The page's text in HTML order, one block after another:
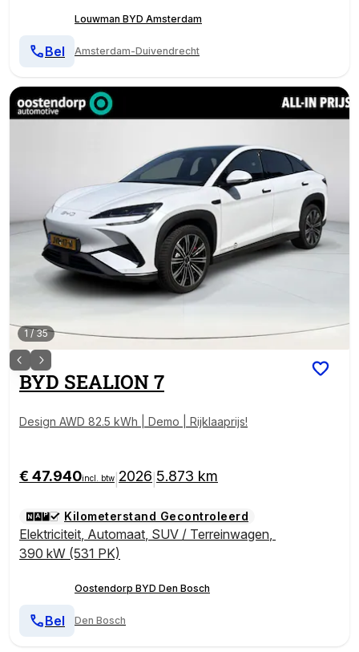
Louwman BYD Amsterdam
Amsterdam-Duivendrecht
Bel
1 /35
BYD SEALION 7
Design AWD 82.5 kWh | Demo | Rijklaaprijs!
€ 47.940incl. btw 2026 5.873 km
Kilometerstand Gecontroleerd
Elektriciteit, Automaat, SUV / Terreinwagen,
390 kW (531 PK)
Oostendorp BYD Den Bosch
Den Bosch
Bel